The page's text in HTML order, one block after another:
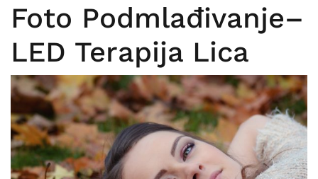
Foto Podmlađivanje–
LED Terapija Lica